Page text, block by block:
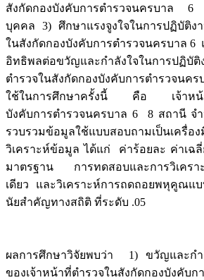
สังกัดกองบังคับการตำรวจนครบาล 6
บุคคล 3) ศึกษาแรงจูงใจในการปฏิบัติง
ในสังกัดกองบังคับการตำรวจนครบาล 6
อิทธิพลต่อขวัญและกำลังใจในการปฏิบัติ
ตำรวจในสังกัดกองบังคับการตำรวจนค
ใช้ในการศึกษาครั้งนี้ คือ เจ้าหน้า
บังคับการตำรวจนครบาล 6 8 สถานี จ
รวบรวมข้อมูลใช้แบบสอบถามเป็นเครื่
วิเคราะห์ข้อมูล ได้แก่ ค่าร้อยละ ค่า
มาตรฐาน การทดสอบและการวิเครา
เดียว และวิเคราะห์การถดถอยพหุคูณ
นัยสำคัญทางสถิติ ที่ระดับ .05
ผลการศึกษาวิจัยพบว่า 1) ขวัญและกำ
ของเจ้าหน้าที่ตำรวจในสังกัดกองบังคั